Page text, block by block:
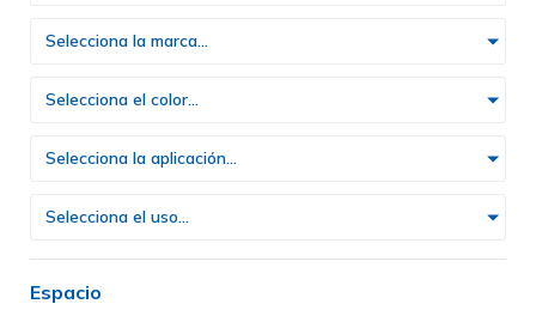
Selecciona la marca...
Selecciona el color...
Selecciona la aplicación...
Selecciona el uso...
Espacio